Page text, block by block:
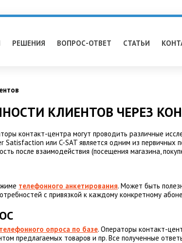
РЕШЕНИЯ ВОПРОС-ОТВЕТ СТАТЬИ
КЛИЕНТОВ ЧЕРЕЗ
контакт-центра могут проводить различные
Satisfaction или C-SAT является одним из
после взаимодействия (посещения магазина,
телефонного анкетирования. Может быть
с привязкой к каждому конкретному
телефонного опроса по базе. Операторы контакт-
предлагаемых товаров и пр. Все полученные